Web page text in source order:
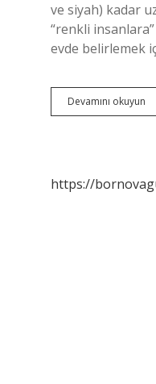
ve siyah) kadar
“renkli
evde belirlemek
Devamını okuyun
https://